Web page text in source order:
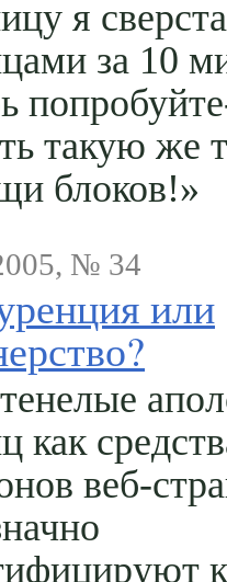
я
за 10
такую же
блоков!»
№ 34
или
как
веб-